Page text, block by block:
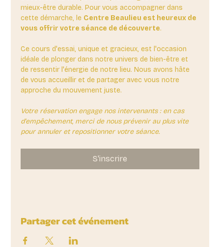
mieux-être durable. Pour vous accompagner dans
cette démarche, le Centre Beaulieu est heureux de
vous offrir votre séance de découverte.
Ce cours d'essai, unique et gracieux, est l'occasion
idéale de plonger dans notre univers de bien-être et
de ressentir l'énergie de notre lieu. Nous avons hâte
de vous accueillir et de partager avec vous notre
approche du mouvement juste.
Votre réservation engage nos intervenants : en cas
d'empêchement, merci de nous prévenir au plus vite
pour annuler et repositionner votre séance.
S'inscrire
Partager cet événement